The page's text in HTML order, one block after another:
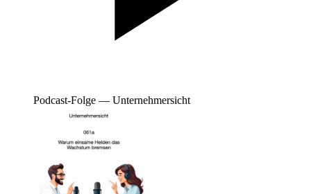
Podcast-Folge — Unternehmersicht